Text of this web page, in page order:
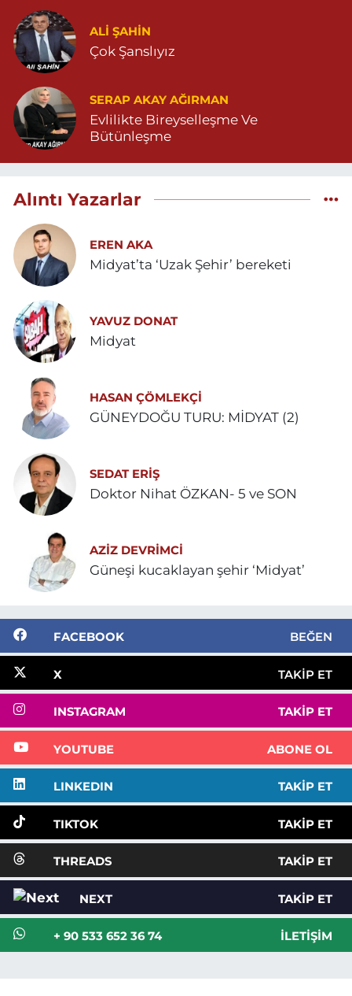
ALI ŞAHİN
Çok Şanslıyız
SERAP AKAY AĞIRMAN
Evlilikte Bireyselleşme Ve
Bütünleşme
Alıntı Yazarlar
EREN AKA
Midyat’ta ‘Uzak Şehir’ bereketi
YAVUZ DONAT
Midyat
HASAN ÇÖMLEKÇİ
GÜNEYDOĞU TURU: MİDYAT (2)
SEDAT ERİŞ
Doktor Nihat ÖZKAN- 5 ve SON
AZIZ DEVRIMCI
Güneşi kucaklayan şehir ‘Midyat’
FACEBOOK BEĞEN
X TAKIP ET
INSTAGRAM TAKIP ET
YOUTUBE ABONE OL
LINKEDIN TAKIP ET
TIKTOK TAKIP ET
THREADS TAKIP ET
NEXT TAKIP ET
+ 90 533 652 36 74 İLETIŞIM